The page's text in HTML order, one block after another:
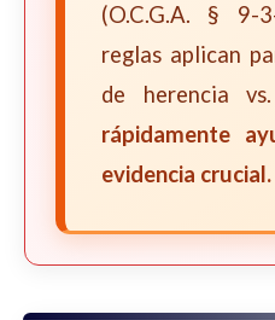
(O.C.G.A. § 9-
reglas aplican
de herencia
rápidamente
evidencia crucial.